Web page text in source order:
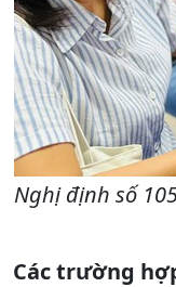
Nghị định số
Các trường